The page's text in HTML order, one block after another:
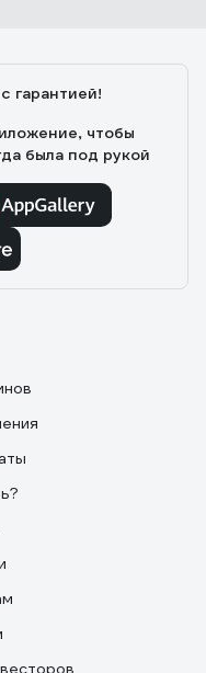
гарантией!
чтобы
была под рукой